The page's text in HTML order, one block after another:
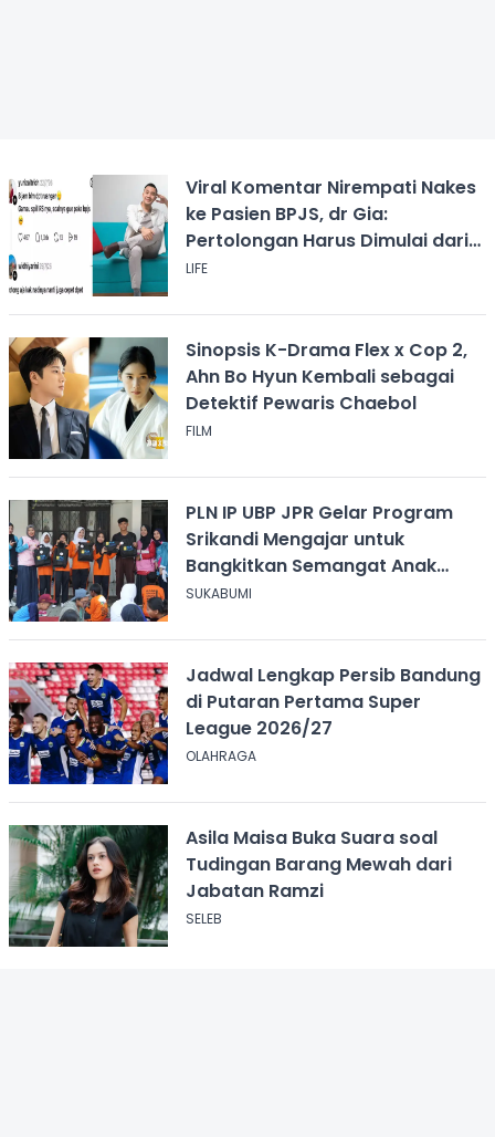
Viral Komentar Nirempati Nakes
ke Pasien BPJS, dr Gia:
Pertolongan Harus Dimulai dari
Rasa Kemanusiaan
LIFE
Sinopsis K-Drama Flex x Cop 2,
Ahn Bo Hyun Kembali sebagai
Detektif Pewaris Chaebol
FILM
PLN IP UBP JPR Gelar Program
Srikandi Mengajar untuk
Bangkitkan Semangat Anak
Berkebutuhan Khusus
SUKABUMI
Jadwal Lengkap Persib Bandung
di Putaran Pertama Super
League 2026/27
OLAHRAGA
Asila Maisa Buka Suara soal
Tudingan Barang Mewah dari
Jabatan Ramzi
SELEB